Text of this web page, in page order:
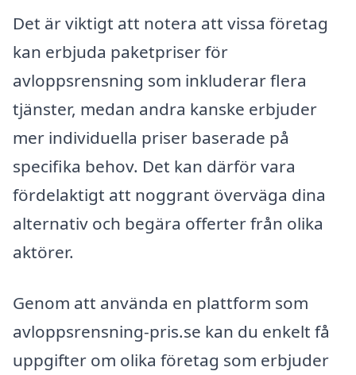
Det är viktigt att notera att vissa företag
kan erbjuda paketpriser för
avloppsrensning som inkluderar flera
tjänster, medan andra kanske erbjuder
mer individuella priser baserade på
specifika behov. Det kan därför vara
fördelaktigt att noggrant överväga dina
alternativ och begära offerter från olika
aktörer.
Genom att använda en plattform som
avloppsrensning-pris.se kan du enkelt få
uppgifter om olika företag som erbjuder